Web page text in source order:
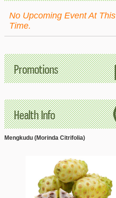
No Upcoming Event At This
Time.
Promotions
Health Info
Mengkudu (Morinda Citrifolia)